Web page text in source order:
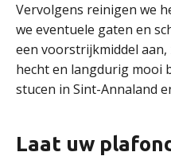
Vervolgens reinigen we
we eventuele gaten en
een voorstrijkmiddel
hecht en langdurig mooi
stucen in Sint-Annaland
Laat uw